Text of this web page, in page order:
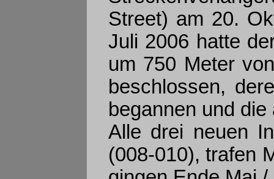
Street) am 20.
Juli 2006 hatte
um 750 Meter
beschlossen,
begannen und
Alle drei neuen
(008-010), trafen